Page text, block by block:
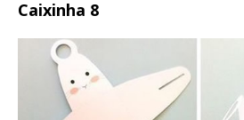
Caixinha 8